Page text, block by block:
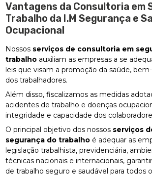
Vantagens da Consultoria em
Trabalho da I.M Segurança e
Ocupacional
Nossos serviços de consultoria em
trabalho auxiliam as empresas a se
leis que visam a promoção da saúde,
dos trabalhadores.
Além disso, fiscalizamos as medidas
acidentes de trabalho e doenças
integridade e capacidade dos
O principal objetivo dos nossos serviços
segurança do trabalho é adequar as
legislação trabalhista, previdenciária,
técnicas nacionais e internacionais,
de trabalho seguro e saudável para todos